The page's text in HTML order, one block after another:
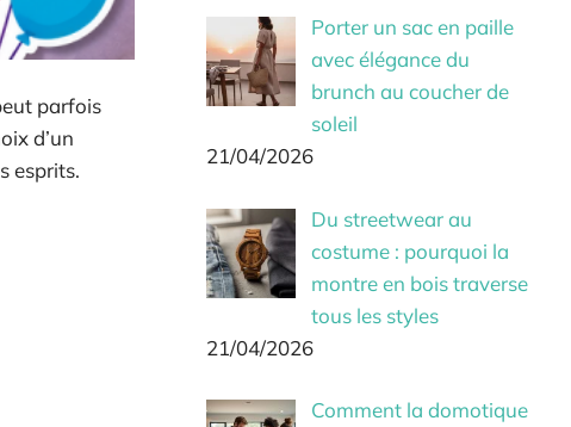
parfois
d’un
esprits.
Porter un sac en paille
avec élégance du
brunch au coucher de
soleil
21/04/2026
Du streetwear au
costume : pourquoi la
montre en bois traverse
tous les styles
21/04/2026
Comment la domotique